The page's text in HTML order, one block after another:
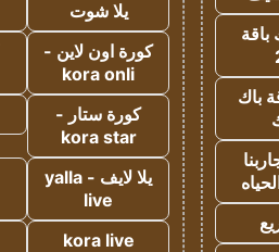
باقة
باك
يلا شوت
كورة اون لاين -
kora onli
كورة ستار -
kora star
يلا لايف - yalla
live
kora live